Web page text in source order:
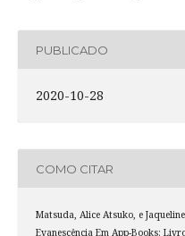
PUBLICADO
2020-10-28
COMO CITAR
Matsuda, Alice Atsuko, e
Evanescência Em App-Books: